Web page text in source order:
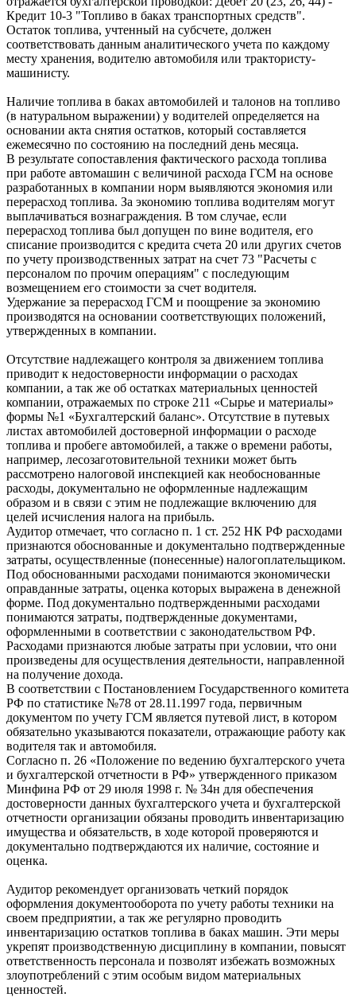
Кредит 10-3 "Топливо в баках транспортных средств".
Остаток топлива, учтенный на субсчете, должен
соответствовать данным аналитического учета по каждому
месту хранения, водителю автомобиля или трактористу-
машинисту.
Наличие топлива в баках автомобилей и талонов на топливо
(в натуральном выражении) у водителей определяется на
основании акта снятия остатков, который составляется
ежемесячно по состоянию на последний день месяца.
В результате сопоставления фактического расхода топлива
при работе автомашин с величиной расхода ГСМ на основе
разработанных в компании норм выявляются экономия или
перерасход топлива. За экономию топлива водителям могут
выплачиваться вознаграждения. В том случае, если
перерасход топлива был допущен по вине водителя, его
списание производится с кредита счета 20 или других счетов
по учету производственных затрат на счет 73 "Расчеты с
персоналом по прочим операциям" с последующим
возмещением его стоимости за счет водителя.
Удержание за перерасход ГСМ и поощрение за экономию
производятся на основании соответствующих положений,
утвержденных в компании.
Отсутствие надлежащего контроля за движением топлива
приводит к недостоверности информации о расходах
компании, а так же об остатках материальных ценностей
компании, отражаемых по строке 211 «Сырье и материалы»
формы №1 «Бухгалтерский баланс». Отсутствие в путевых
листах автомобилей достоверной информации о расходе
топлива и пробеге автомобилей, а также о времени работы,
например, лесозаготовительной техники может быть
рассмотрено налоговой инспекцией как необоснованные
расходы, документально не оформленные надлежащим
образом и в связи с этим не подлежащие включению для
целей исчисления налога на прибыль.
Аудитор отмечает, что согласно п. 1 ст. 252 НК РФ расходами
признаются обоснованные и документально подтвержденные
затраты, осуществленные (понесенные) налогоплательщиком.
Под обоснованными расходами понимаются экономически
оправданные затраты, оценка которых выражена в денежной
форме. Под документально подтвержденными расходами
понимаются затраты, подтвержденные документами,
оформленными в соответствии с законодательством РФ.
Расходами признаются любые затраты при условии, что они
произведены для осуществления деятельности, направленной
на получение дохода.
В соответствии с Постановлением Государственного комитета
РФ по статистике №78 от 28.11.1997 года, первичным
документом по учету ГСМ является путевой лист, в котором
обязательно указываются показатели, отражающие работу как
водителя так и автомобиля.
Согласно п. 26 «Положение по ведению бухгалтерского учета
и бухгалтерской отчетности в РФ» утвержденного приказом
Минфина РФ от 29 июля 1998 г. № 34н для обеспечения
достоверности данных бухгалтерского учета и бухгалтерской
отчетности организации обязаны проводить инвентаризацию
имущества и обязательств, в ходе которой проверяются и
документально подтверждаются их наличие, состояние и
оценка.
Аудитор рекомендует организовать четкий порядок
оформления документооборота по учету работы техники на
своем предприятии, а так же регулярно проводить
инвентаризацию остатков топлива в баках машин. Эти меры
укрепят производственную дисциплину в компании, повысят
ответственность персонала и позволят избежать возможных
злоупотреблений с этим особым видом материальных
ценностей.